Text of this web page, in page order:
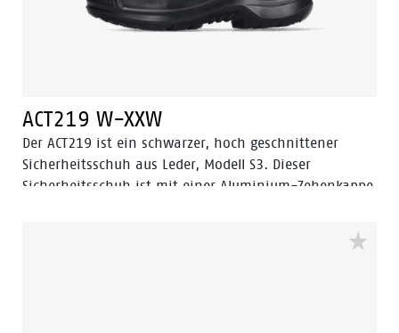
ACT219 W-XXW
Der ACT219 ist ein schwarzer, hoch geschnittener
Sicherheitsschuh aus Leder, Modell S3. Dieser
Sicherheitsschuh ist mit einer Aluminium-Zehenkappe
durchtrittsichere Stahleinlage. Das Futter ist mit der